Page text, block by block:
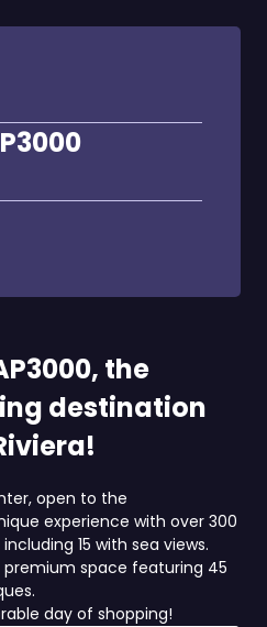
the
destination
open to the
experience with over 300
15 with sea views.
premium space featuring 45
day of shopping!